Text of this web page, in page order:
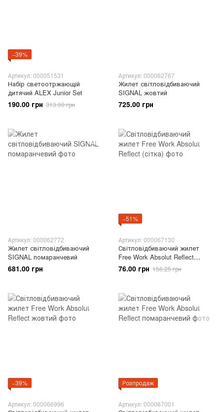
−39%
Артикул: 000051531
Набір светоотржающій
дитячий ALEX Junior Set
190.00 грн 313.00 грн
Артикул: 000062767
Жилет світловідбиваючий
SIGNAL жовтий
725.00 грн
Артикул: 000062772
Жилет світловідбиваючий
SIGNAL помаранчевий
681.00 грн
−51%
Артикул: 000067130
Світловідбиваючий жилет
Free Work Absolut Reflect
(сітка)
76.00 грн 156.25 грн
−39%
Артикул: 000066996
Розпродаж
Артикул: 000067001